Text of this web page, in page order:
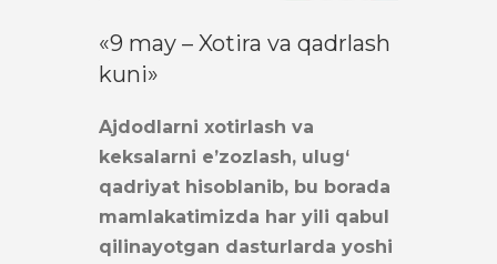
«9 may – Xotira va qadrlash
kuni»
Ajdodlarni xotirlash va
keksalarni e’zozlash, ulug‘
qadriyat hisoblanib, bu borada
mamlakatimizda har yili qabul
qilinayotgan dasturlarda yoshi